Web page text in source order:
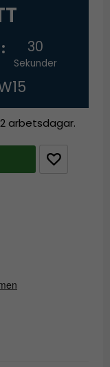
30
Sekunder
arbetsdagar.